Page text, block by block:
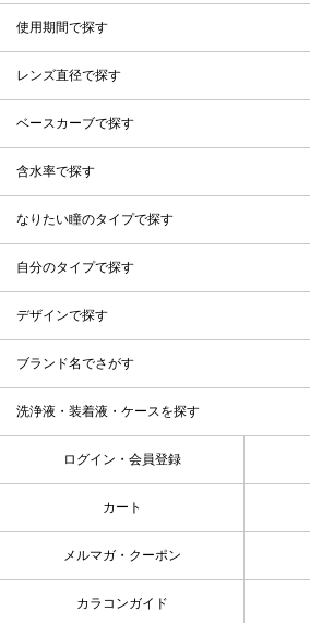
使用期間で探す
レンズ直径で探す
ベースカーブで探す
含水率で探す
なりたい瞳のタイプで探す
自分のタイプで探す
デザインで探す
ブランド名でさがす
洗浄液・装着液・ケースを探す
ログイン・会員登録
カート
メルマガ・クーポン
カラコンガイド